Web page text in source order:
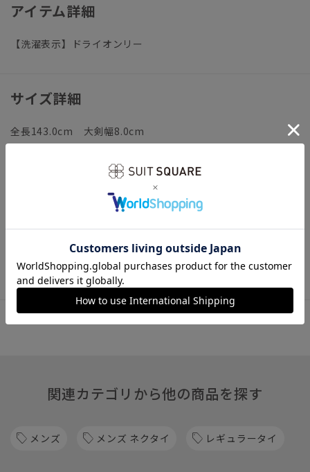
アイテム詳細
【洗濯表示】ドライオンリー
サイズ詳細
全長143.0cm 大剣幅8.0cm
※商品の仕上がりサイズ（出来上がり寸法）は上記のサイズ表
※同サイズまたは同一商品でも、生産の過程で個体差や着用感
が、パソコン環境により色味に誤差が生じる場合がございま
す。予めご了承下さいませ。
関連カテゴリから他の商品を探す
メンズ メンズ ネクタイ レギュラータイ